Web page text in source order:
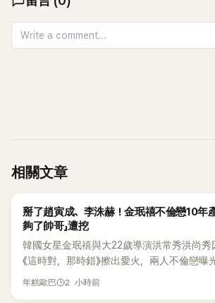
相關文章
韓星
掰了趙寅成、李洙赫！金珉禧不倫戀10年
夠了帥哥」遭挖
韓國女星金珉禧與大22歲導演洪常秀洪尚秀
《這時對，那時錯》擦出愛火，兩人不倫戀曝
今，戀情已持續近10年，並於去年迎來兩人
年糕歐巴 2 小時前